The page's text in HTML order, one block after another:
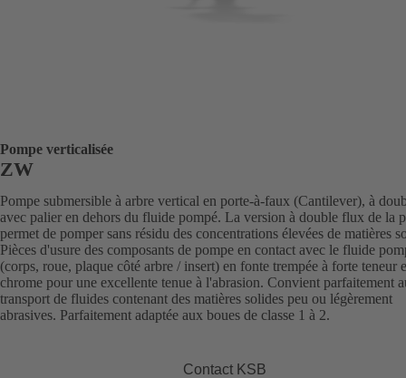
Pompe verticalisée
ZW
Pompe submersible à arbre vertical en porte-à-faux (Cantilever), à
avec palier en dehors du fluide pompé. La version à double flux de la
permet de pomper sans résidu des concentrations élevées de matières
Pièces d'usure des composants de pompe en contact avec le fluide
(corps, roue, plaque côté arbre / insert) en fonte trempée à forte teneur
chrome pour une excellente tenue à l'abrasion. Convient parfaitement
transport de fluides contenant des matières solides peu ou légèrement
abrasives. Parfaitement adaptée aux boues de classe 1 à 2.
Contact KSB